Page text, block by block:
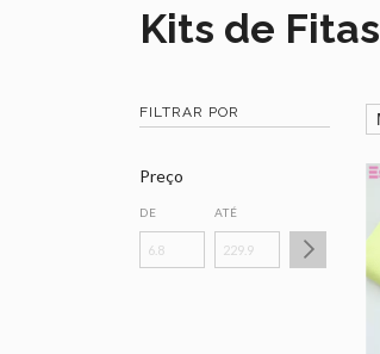
Kits de Fitas
FILTRAR POR
Preço
DE ATÉ